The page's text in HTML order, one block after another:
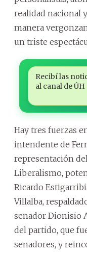
realidad nacional
manera
un triste
Recibí las
al canal de
Hay tres fuerzas
intendente de
representación
Liberalismo,
Ricardo
Villalba,
senador Dionisio
del partido, que
senadores, y